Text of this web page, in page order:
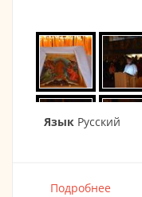
Язык Русский
Подробнее